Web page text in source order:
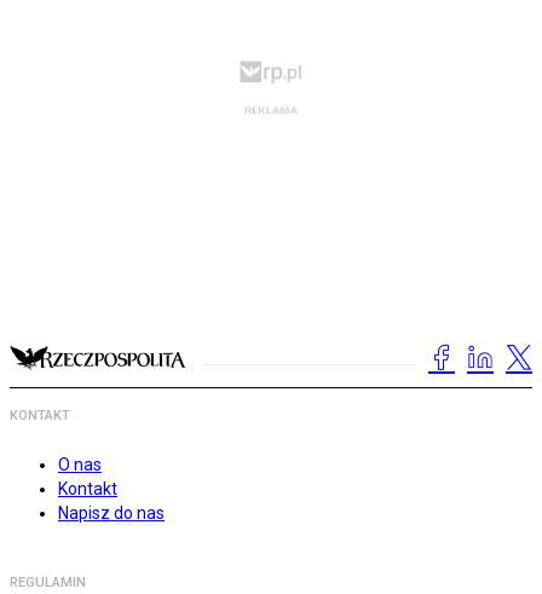
KONTAKT
O nas
Kontakt
Napisz do nas
REGULAMIN